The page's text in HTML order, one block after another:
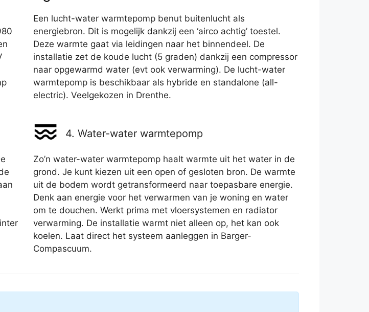
Een lucht-water warmtepomp benut buitenlucht als
energiebron. Dit is mogelijk dankzij een ‘airco achtig’ toestel.
Deze warmte gaat via leidingen naar het binnendeel. De
installatie zet de koude lucht (5 graden) dankzij een compressor
naar opgewarmd water (evt ook verwarming). De lucht-water
warmtepomp is beschikbaar als hybride en standalone (all-
electric). Veelgekozen in Drenthe.
4. Water-water warmtepomp
Zo’n water-water warmtepomp haalt warmte uit het water in de
grond. Je kunt kiezen uit een open of gesloten bron. De warmte
uit de bodem wordt getransformeerd naar toepasbare energie.
Denk aan energie voor het verwarmen van je woning en water
om te douchen. Werkt prima met vloersystemen en radiator
verwarming. De installatie warmt niet alleen op, het kan ook
koelen. Laat direct het systeem aanleggen in Barger-
Compascuum.